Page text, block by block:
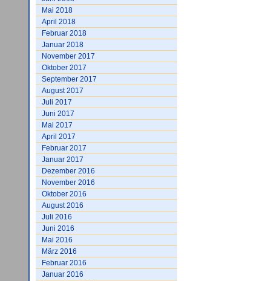
Mai 2018
April 2018
Februar 2018
Januar 2018
November 2017
Oktober 2017
September 2017
August 2017
Juli 2017
Juni 2017
Mai 2017
April 2017
Februar 2017
Januar 2017
Dezember 2016
November 2016
Oktober 2016
August 2016
Juli 2016
Juni 2016
Mai 2016
März 2016
Februar 2016
Januar 2016